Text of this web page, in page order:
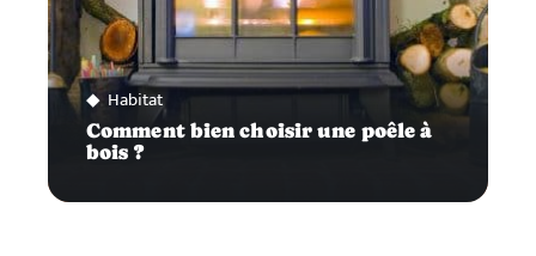
Habitat
Comment bien choisir une poêle à
bois ?